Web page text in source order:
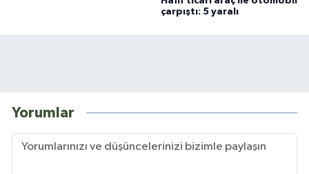
çarpıştı: 5 yaralı
Yorumlar